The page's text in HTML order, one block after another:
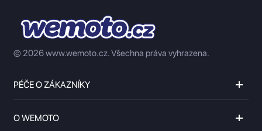
© 2026 www.wemoto.cz.Všechna práva vyhrazena.
PÉČE O ZÁKAZNÍKY
O WEMOTO